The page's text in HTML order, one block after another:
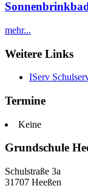
mehr...
Weitere Links
IServ
Termine
Keine
Grundschule
Schulstraße 3a
31707 Heeßen